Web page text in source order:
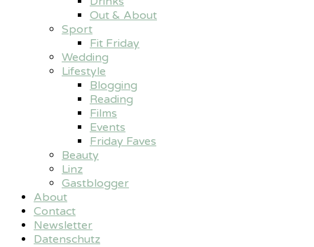
Out & About
Sport
Fit Friday
Wedding
Lifestyle
Blogging
Reading
Films
Events
Friday Faves
Beauty
Linz
Gastblogger
About
Contact
Newsletter
Datenschutz